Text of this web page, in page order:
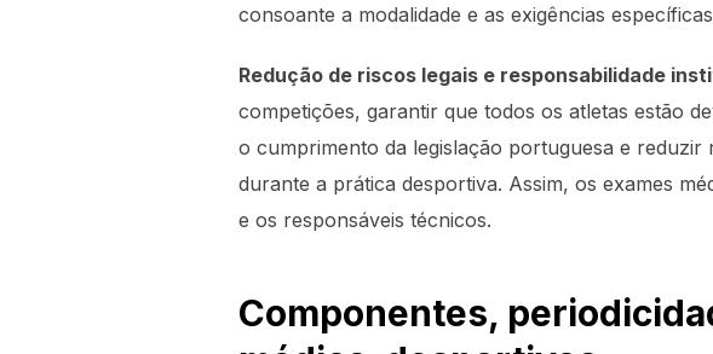
consoante a modalidade e as exigências
Redução de riscos legais e responsabilidade
competições, garantir que todos os atletas estão
o cumprimento da legislação portuguesa e reduzir
durante a prática desportiva. Assim, os exames
e os responsáveis técnicos.
Componentes,